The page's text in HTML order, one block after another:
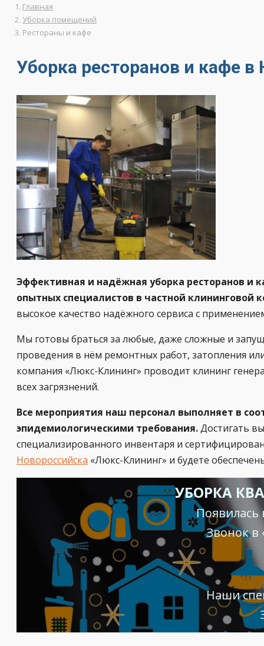
Главная
Уборка помещений
Рестораны и кафе
Уборка ресторанов и кафе в
Эффективная и надёжная уборка ресторанов и
опытных специалистов в частной клининговой
высокое качество надёжного сервиса с
Мы готовы браться за любые, даже сложные и
проведения в нём ремонтных работ, затопления
компания «Люкс-Клининг» проводит клининг
всех загрязнений.
Все мероприятия наш персонал выполняет в
эпидемиологическими требования.Достигать
специализированного инвентаря и
Новороссийска «Люкс-Клининг» и будете
УБОРКА
Появилась
Звонок в
Наши